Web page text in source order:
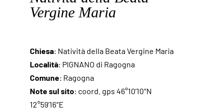
Vergine Maria
Chiesa: Natività della Beata Vergine Maria
Località: PIGNANO di Ragogna
Comune: Ragogna
Note sul sito: coord. gps 46°10’10″N
12°59’16″E